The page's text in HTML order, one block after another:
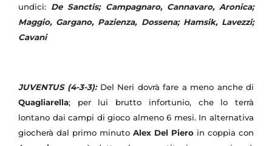
undici: De Sanctis; Campagnaro, Cannavaro, Aronica;
Maggio, Gargano, Pazienza, Dossena; Hamsik, Lavezzi;
Cavani
JUVENTUS (4-3-3):Del Neri dovrà fare a meno anche di
Quagliarella; per lui brutto infortunio, che lo terrà
lontano dai campi di gioco almeno 6 mesi. In alternativa
giocherà dal primo minuto Alex Del Piero in coppia con